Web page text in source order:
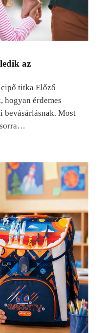
az
titka Előző
hogyan érdemes
bevásárlásnak. Most
sorra…